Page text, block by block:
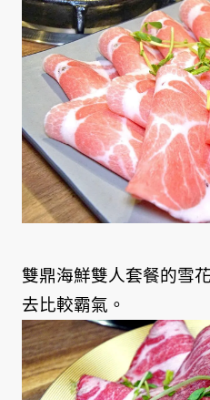
雙鼎海鮮雙人套餐的雪
去比較霸氣。